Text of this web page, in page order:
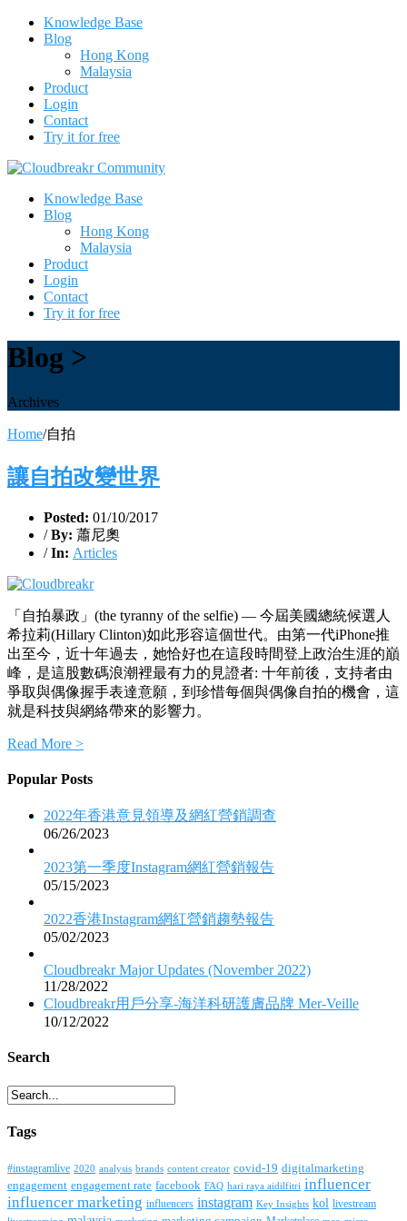
Knowledge Base
Blog
Hong Kong
Malaysia
Product
Login
Contact
Try it for free
Knowledge Base
Blog
Hong Kong
Malaysia
Product
Login
Contact
Try it for free
Blog >
Archives
Home/自拍
讓自拍改變世界
Posted: 01/10/2017
/ By: 蕭尼奧
/ In: Articles
「自拍暴政」(the tyranny of the selfie) — 今屆美國總統候選人
希拉莉(Hillary Clinton)如此形容這個世代。由第一代iPhone推
出至今，近十年過去，她恰好也在這段時間登上政治生涯的巔
峰，是這股數碼浪潮裡最有力的見證者: 十年前後，支持者由
爭取與偶像握手表達意願，到珍惜每個與偶像自拍的機會，這
就是科技與網絡帶來的影響力。
Read More >
Popular Posts
2022年香港意見領導及網紅營銷調查
06/26/2023
2023第一季度Instagram網紅營銷報告
05/15/2023
2022香港Instagram網紅營銷趨勢報告
05/02/2023
Cloudbreakr Major Updates (November 2022)
11/28/2022
Cloudbreakr用戶分享-海洋科研護膚品牌 Mer-Veille
10/12/2022
Search
Tags
#instagramlive 2020 analysis brands content creator covid-19 digitalmarketing
engagement engagement rate facebook FAQ hari raya aidilfitri influencer
influencer marketing influencers instagram Key Insights kol livestream